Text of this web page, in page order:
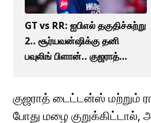
GT vs RR: ஐபிஎல் தகுதிச்சுற்று
2.. சூர்யவன்ஷிக்கு தனி
பவுலிங் பிளான்.. குஜராத்
குஜராத் டைட்டன்ஸ் மற்றும்
போது மழை குறுக்கிட்டால்,